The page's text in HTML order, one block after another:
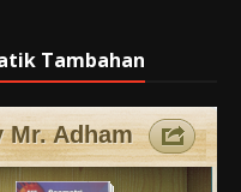
Tambahan